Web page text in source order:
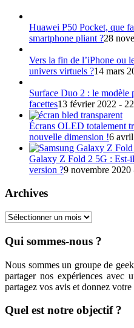
Huawei P50 Pocket, que
smartphone pliant ?28
Vers la fin de l’iPhone ou
univers virtuels ?14 mars
Surface Duo 2 : le
facettes13 février 2022 -
Écrans OLED totalement
nouvelle dimension !6
Galaxy Z Fold 2 5G : Est-
version ?9 novembre
Archives
Archives
Qui sommes-nous ?
Nous sommes un groupe de
partager nos expériences avec
partagez vos avis et donnez
Quel est notre objectif ?